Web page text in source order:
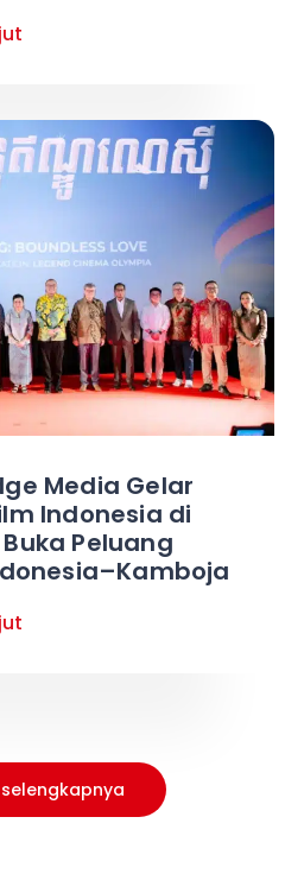
Media Gelar
Indonesia di
Peluang